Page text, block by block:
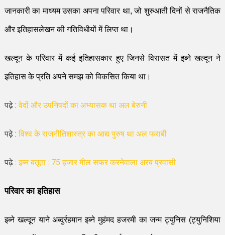
जानकारी का माध्यम उसका अपना परिवार था,जो शुरुआती दिनों से राजनैतिक
और इतिहासलेखन की गतिविधीयों में लिप्त था।
खल्दून के परिवार में कई इतिहासकार हुए जिनसे विरासत में इब्ने खल्दून ने
इतिहास के प्रति अपने समझ को विकसित किया था।
पढ़े :वेदों और उपनिषदों का अभ्यासक था अल बेरुनी
पढ़े :विश्व के राजनीतिशास्त्र का आद्य पुरुष था अल फराबी
पढ़े :इब्न बतूता : 75 हजार मील सफर करनेवाला अरब प्रवासी
परिवार का इतिहास
इब्ने खल्दून याने अब्दुर्रहमान इब्ने मुहंमद हजरमी का जन्म ट्युनिस (ट्युनिशिया